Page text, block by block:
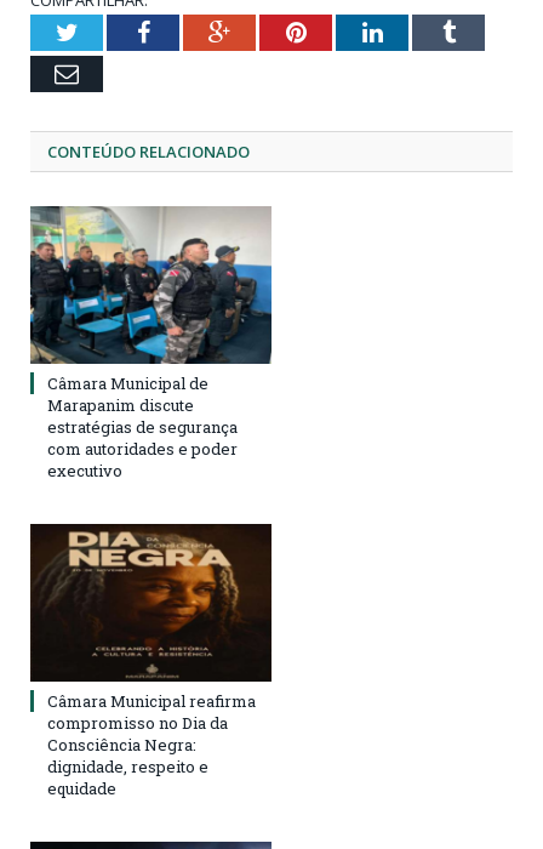
TwitterFacebookGoogle+PinterestLinkedInTumblr
Email
CONTEÚDO RELACIONADO
Câmara Municipal de
Marapanim discute
estratégias de segurança
com autoridades e poder
executivo
Câmara Municipal reafirma
compromisso no Dia da
Consciência Negra:
dignidade, respeito e
equidade